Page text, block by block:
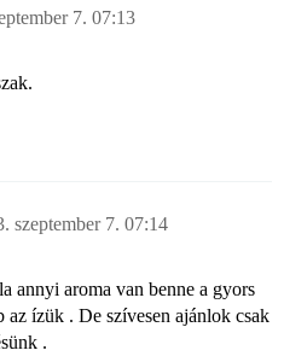
7. 07:13
szeptember 7. 07:14
annyi aroma van benne a gyors
az ízük . De szívesen ajánlok csak
.